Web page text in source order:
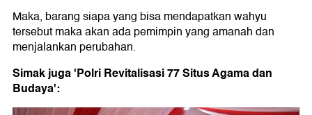
Maka, barang siapa yang bisa mendapatkan wahyu
tersebut maka akan ada pemimpin yang amanah dan
menjalankan perubahan.
Simak juga 'Polri Revitalisasi 77 Situs Agama dan
Budaya':